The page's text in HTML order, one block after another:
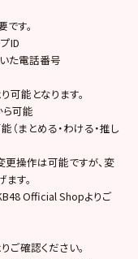
す。
ID
た電話番号
能となります。
可能
まとめる・わける・推し
更操作は可能ですが、変
す。
Official Shopよりご
確認ください。